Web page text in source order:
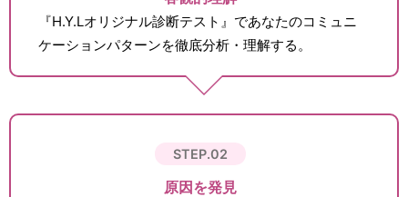
『H.Y.Lオリジナル診断テスト』であなたのコミュニ
ケーションパターンを徹底分析・理解する。
STEP.02
原因を発見